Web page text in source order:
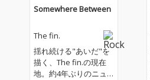
Somewhere Between
The fin.
揺れ続ける"あいだ"を
描く、The fin.の現在
地。約4年ぶりのニュ